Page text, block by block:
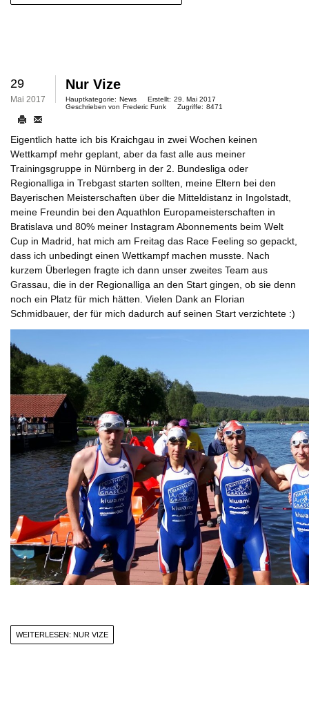
29
Mai 2017
Nur Vize
Hauptkategorie: News Erstellt: 29. Mai 2017
Geschrieben von Frederic Funk Zugriffe: 8471
Eigentlich hatte ich bis Kraichgau in zwei Wochen keinen
Wettkampf mehr geplant, aber da fast alle aus meiner
Trainingsgruppe in Nürnberg in der 2. Bundesliga oder
Regionalliga in Trebgast starten sollten, meine Eltern bei den
Bayerischen Meisterschaften über die Mitteldistanz in Ingolstadt,
meine Freundin bei den Aquathlon Europameisterschaften in
Bratislava und 80% meiner Instagram Abonnements beim Welt
Cup in Madrid, hat mich am Freitag das Race Feeling so gepackt,
dass ich unbedingt einen Wettkampf machen musste. Nach
kurzem Überlegen fragte ich dann unser zweites Team aus
Grassau, die in der Regionalliga an den Start gingen, ob sie denn
noch ein Platz für mich hätten. Vielen Dank an Florian
Schmidbauer, der für mich dadurch auf seinen Start verzichtete :)
WEITERLESEN: NUR VIZE